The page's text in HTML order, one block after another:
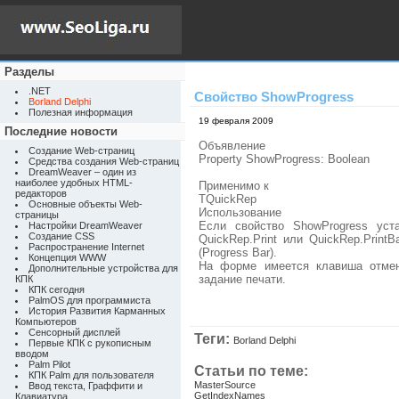
Разделы
.NET
Borland Delphi
Полезная информация
Последние новости
Создание Web-страниц
Средства создания Web-страниц
DreamWeaver – один из
наиболее удобных HTML-
редакторов
Основные объекты Web-
страницы
Настройки DreamWeaver
Создание CSS
Распространение Internet
Концепция WWW
Дополнительные устройства для
КПК
КПК сегодня
PalmOS для программиста
История Развития Карманных
Компьютеров
Сенсорный дисплей
Первые КПК с рукописным
вводом
Palm Pilot
КПК Palm для пользователя
Ввод текста, Граффити и
Клавиатура
Свойство ShowProgress
19 февраля 2009
Объявление
Property ShowProgress: Boolean
Применимо к
TQuickRep
Использование
Если свойство ShowProgress
QuickRep.Print или
(Progress Bar).
На форме имеется клавиша
задание печати.
Теги: Borland Delphi
Статьи по теме:
MasterSource
GetIndexNames